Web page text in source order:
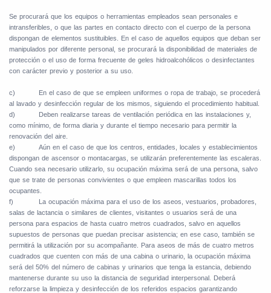
Se procurará que los equipos o herramientas empleados sean personales e
intransferibles, o que las partes en contacto directo con el cuerpo de la persona
dispongan de elementos sustituibles. En el caso de aquellos equipos que deban ser
manipulados por diferente personal, se procurará la disponibilidad de materiales de
protección o el uso de forma frecuente de geles hidroalcohólicos o desinfectantes
con carácter previo y posterior a su uso.
c)
En el caso de que se empleen uniformes o ropa de trabajo, se procederá
al lavado y desinfección regular de los mismos, siguiendo el procedimiento habitual.
d)
Deben realizarse tareas de ventilación periódica en las instalaciones y,
como mínimo, de forma diaria y durante el tiempo necesario para permitir la
renovación del aire.
e)
Aún en el caso de que los centros, entidades, locales y establecimientos
dispongan de ascensor o montacargas, se utilizarán preferentemente las escaleras.
Cuando sea necesario utilizarlo, su ocupación máxima será de una persona, salvo
que se trate de personas convivientes o que empleen mascarillas todos los
ocupantes.
f)
La ocupación máxima para el uso de los aseos, vestuarios, probadores,
salas de lactancia o similares de clientes, visitantes o usuarios será de una
persona para espacios de hasta cuatro metros cuadrados, salvo en aquellos
supuestos de personas que puedan precisar asistencia; en ese caso, también se
permitirá la utilización por su acompañante. Para aseos de más de cuatro metros
cuadrados que cuenten con más de una cabina o urinario, la ocupación máxima
será del 50% del número de cabinas y urinarios que tenga la estancia, debiendo
mantenerse durante su uso la distancia de seguridad interpersonal. Deberá
reforzarse la limpieza y desinfección de los referidos espacios garantizando